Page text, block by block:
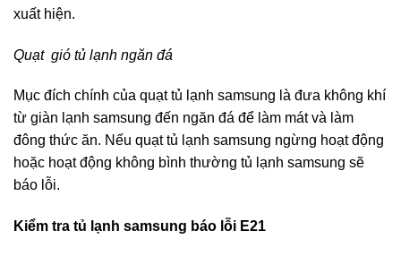
xuất hiện.
Quạt gió tủ lạnh ngăn đá
Mục đích chính của quạt tủ lạnh samsung là đưa không khí
từ giàn lạnh samsung đến ngăn đá để làm mát và làm
đông thức ăn. Nếu quạt tủ lạnh samsung ngừng hoạt động
hoặc hoạt động không bình thường tủ lạnh samsung sẽ
báo lỗi.
Kiểm tra tủ lạnh samsung báo lỗi E21